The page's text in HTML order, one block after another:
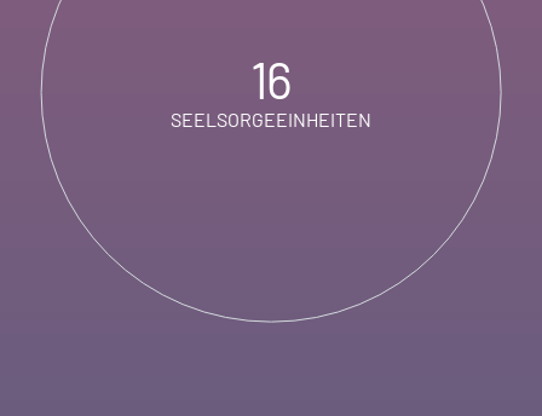
16
SEELSORGEEINHEITEN